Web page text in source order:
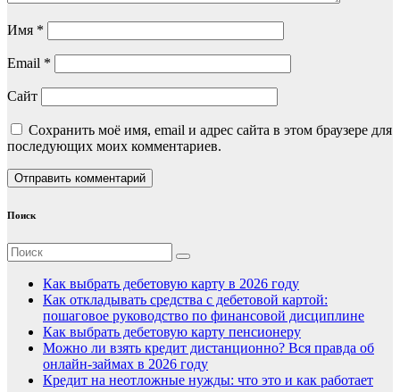
Имя *
Email *
Сайт
Сохранить моё имя, email и адрес сайта в этом браузере для
последующих моих комментариев.
Поиск
Как выбрать дебетовую карту в 2026 году
Как откладывать средства с дебетовой картой:
пошаговое руководство по финансовой дисциплине
Как выбрать дебетовую карту пенсионеру
Можно ли взять кредит дистанционно? Вся правда об
онлайн-займах в 2026 году
Кредит на неотложные нужды: что это и как работает